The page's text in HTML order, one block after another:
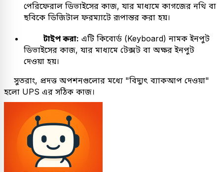
পেরিফেরাল ডিভাইসের কাজ, যার মাধ্যমে কাগজের নথি বা
ছবিকে ডিজিটাল ফরম্যাটে রূপান্তর করা হয়।
টাইপ করা: এটি কিবোর্ড (Keyboard) নামক ইনপুট
ডিভাইসের কাজ, যার মাধ্যমে টেক্সট বা অক্ষর ইনপুট
দেওয়া হয়।
সুতরাং, প্রদত্ত অপশনগুলোর মধ্যে "বিদ্যুৎ ব্যাকআপ দেওয়া"
হলো UPS এর সঠিক কাজ।